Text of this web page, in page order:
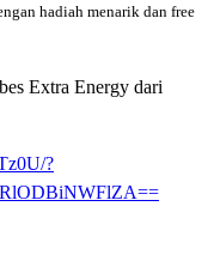
hadiah menarik dan free
Extra Energy dari
?